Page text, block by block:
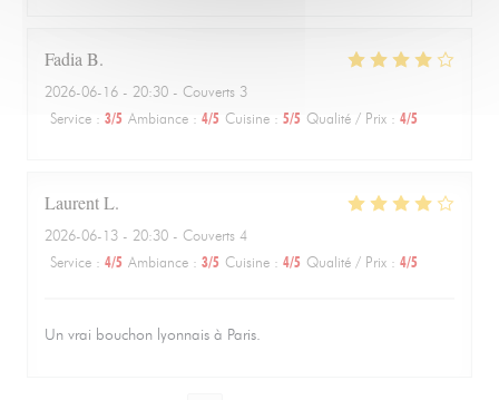
Fadia B
2026-06-16 - 20:30 - Couverts 3
Service : 3/5 Ambiance : 4/5 Cuisine : 5/5 Qualité / Prix : 4/5
LaurentL
2026-06-13 - 20:30 - Couverts 4
Service : 4/5 Ambiance : 3/5 Cuisine : 4/5 Qualité / Prix : 4/5
Un vrai bouchon lyonnais à Paris.